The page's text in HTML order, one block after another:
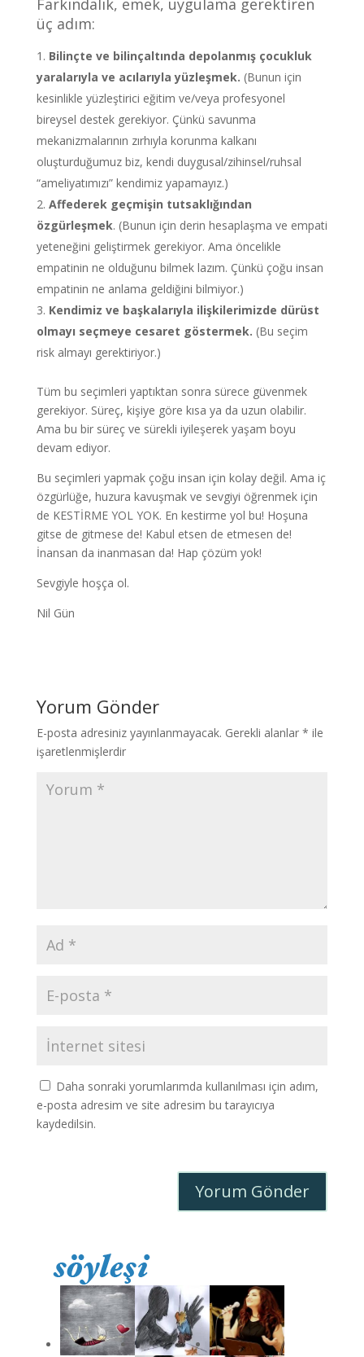
Farkındalık, emek, uygulama gerektiren
üç adım:
Bilinçte ve bilinçaltında depolanmış çocukluk
yaralarıyla ve acılarıyla yüzleşmek. (Bunun için
kesinlikle yüzleştirici eğitim ve/veya profesyonel
bireysel destek gerekiyor. Çünkü savunma
mekanizmalarının zırhıyla korunma kalkanı
oluşturduğumuz biz, kendi duygusal/zihinsel/ruhsal
“ameliyatımızı” kendimiz yapamayız.)
Affederek geçmişin tutsaklığından
özgürleşmek. (Bunun için derin hesaplaşma ve empati
yeteneğini geliştirmek gerekiyor. Ama öncelikle
empatinin ne olduğunu bilmek lazım. Çünkü çoğu insan
empatinin ne anlama geldiğini bilmiyor.)
Kendimiz ve başkalarıyla ilişkilerimizde dürüst
olmayı seçmeye cesaret göstermek. (Bu seçim
risk almayı gerektiriyor.)
Tüm bu seçimleri yaptıktan sonra sürece güvenmek
gerekiyor. Süreç, kişiye göre kısa ya da uzun olabilir.
Ama bu bir süreç ve sürekli iyileşerek yaşam boyu
devam ediyor.
Bu seçimleri yapmak çoğu insan için kolay değil. Ama iç
özgürlüğe, huzura kavuşmak ve sevgiyi öğrenmek için
de KESTİRME YOL YOK. En kestirme yol bu! Hoşuna
gitse de gitmese de! Kabul etsen de etmesen de!
İnansan da inanmasan da! Hap çözüm yok!
Sevgiyle hoşça ol.
Nil Gün
Yorum Gönder
E-posta adresiniz yayınlanmayacak. Gerekli alanlar * ile
işaretlenmişlerdir
Daha sonraki yorumlarımda kullanılması için adım,
e-posta adresim ve site adresim bu tarayıcıya
kaydedilsin.